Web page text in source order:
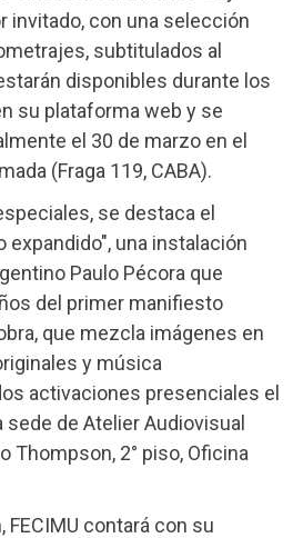
invitado, con una selección
subtitulados al
disponibles durante los
su plataforma web y se
el 30 de marzo en el
(Fraga 119, CABA).
se destaca el
una instalación
Paulo Pécora que
del primer manifiesto
que mezcla imágenes en
y música
activaciones presenciales el
de Atelier Audiovisual
Thompson, 2° piso, Oficina
FECIMU contará con su